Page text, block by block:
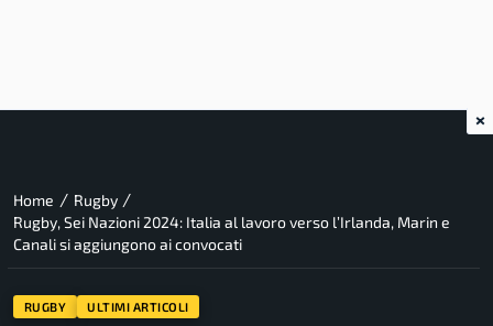
Home / Rugby /
Rugby, Sei Nazioni 2024: Italia al lavoro verso l’Irlanda, Marin e
Canali si aggiungono ai convocati
RUGBY ULTIMI ARTICOLI
×